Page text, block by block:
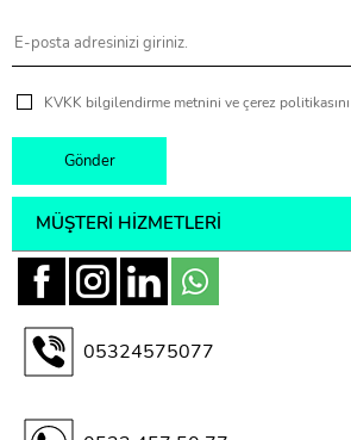
KVKK bilgilendirme metnini ve çerez
MÜŞTERI HIZMETLERI
05324575077